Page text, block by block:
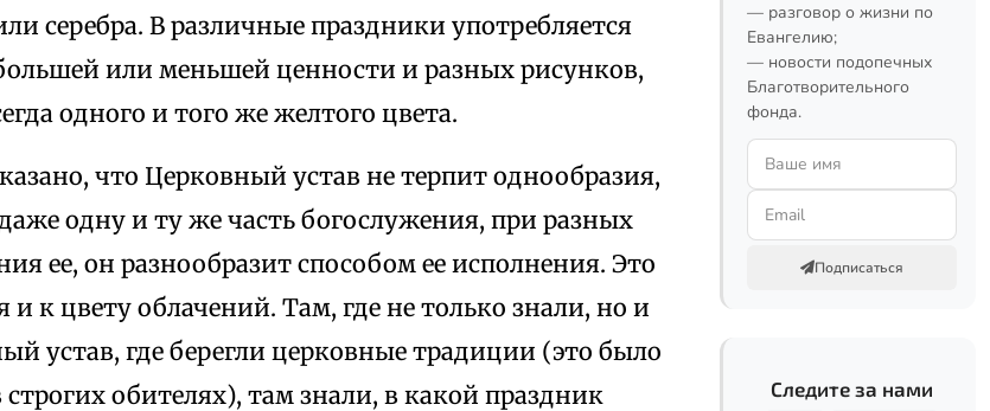
серебра. В различные праздники употребляется
или меньшей ценности и разных рисунков,
одного и того же желтого цвета.
что Церковный устав не терпит однообразия,
одну и ту же часть богослужения, при разных
ее, он разнообразит способом ее исполнения. Это
к цвету облачений. Там, где не только знали, но и
устав, где берегли церковные традиции (это было
обителях), там знали, в какой праздник
— разговор о жизни по
Евангелию;
— новости подопечных
Благотворительного
фонда.
Подписаться
Следите за нами